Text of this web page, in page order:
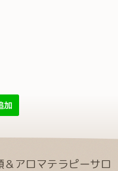
アロマテラピーサロ